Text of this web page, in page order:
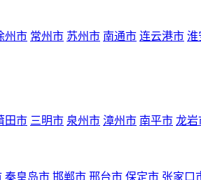
州市 常州市 苏州市 南通市 连云港市 淮
田市 三明市 泉州市 漳州市 南平市 龙岩
秦皇岛市 邯郸市 邢台市 保定市 张家口